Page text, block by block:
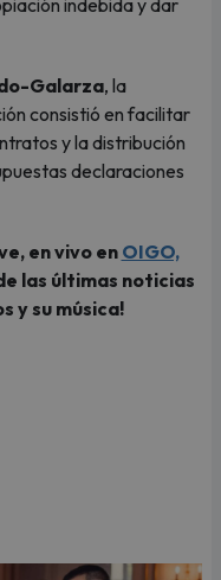
indebida y dar
Galarza, la
consistió en facilitar
y la distribución
declaraciones
en vivo en OIGO,
las últimas noticias
y su música!